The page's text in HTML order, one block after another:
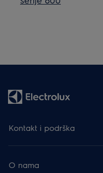
Kontakt i podrška
O nama